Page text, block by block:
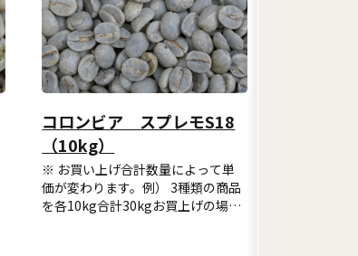
コロンビア スプレモS18
（10kg）
※ お買い上げ合計数量によって単
価が変わります。例） 3種類の商品
を各10kg合計30kgお買上げの場